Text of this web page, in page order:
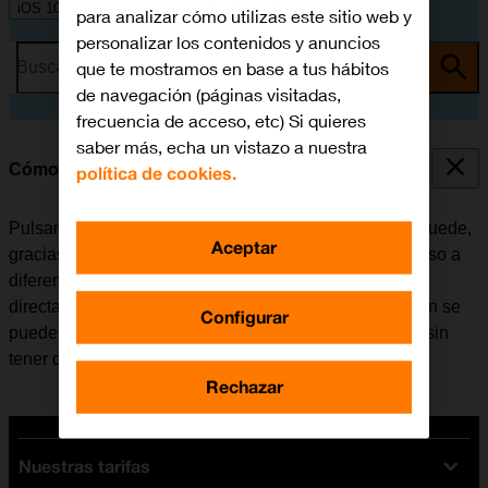
iOS 10.0
Busca por problema o tema
Cómo utilizar la función de 3D Touch
Pulsando con diferente intensidad por la pantalla, se puede,
gracias a la tecnología 3D Touch, tener un rápido acceso a
diferentes funciones de las aplicaciones del móvil
directamente desde el menú principal. Con esta función se
pueden visualizar fotografías, mensajes y direcciones sin
tener que abrirlos.
Nuestras tarifas
para analizar cómo utilizas este sitio web y
personalizar los contenidos y anuncios
que te mostramos en base a tus hábitos
de navegación (páginas visitadas,
frecuencia de acceso, etc) Si quieres
saber más, echa un vistazo a nuestra
política de cookies.
Configurar
Rechazar
Aceptar